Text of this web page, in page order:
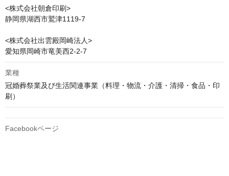
<株式会社朝倉印刷>
静岡県湖西市鷲津1119-7
<株式会社出雲殿岡崎法人>
愛知県岡崎市竜美西2-2-7
業種
冠婚葬祭業及び生活関連事業（料理・物流・介護・清掃・食品・印
刷）
Facebookページ